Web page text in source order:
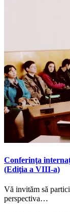
Conferinţa
(Ediţia a VIII-a)
Vă invităm să
perspectiva…